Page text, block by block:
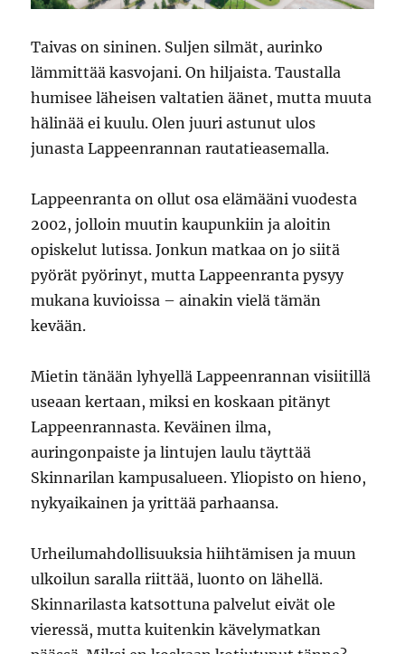
Taivas on sininen. Suljen silmät, aurinko
lämmittää kasvojani. On hiljaista. Taustalla
humisee läheisen valtatien äänet, mutta muuta
hälinää ei kuulu. Olen juuri astunut ulos
junasta Lappeenrannan rautatieasemalla.
Lappeenranta on ollut osa elämääni vuodesta
2002, jolloin muutin kaupunkiin ja aloitin
opiskelut lutissa. Jonkun matkaa on jo siitä
pyörät pyörinyt, mutta Lappeenranta pysyy
mukana kuvioissa – ainakin vielä tämän
kevään.
Mietin tänään lyhyellä Lappeenrannan visiitillä
useaan kertaan, miksi en koskaan pitänyt
Lappeenrannasta. Keväinen ilma,
auringonpaiste ja lintujen laulu täyttää
Skinnarilan kampusalueen. Yliopisto on hieno,
nykyaikainen ja yrittää parhaansa.
Urheilumahdollisuuksia hiihtämisen ja muun
ulkoilun saralla riittää, luonto on lähellä.
Skinnarilasta katsottuna palvelut eivät ole
vieressä, mutta kuitenkin kävelymatkan